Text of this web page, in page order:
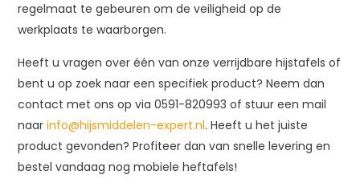
regelmaat te gebeuren om de veiligheid op de
werkplaats te waarborgen.
Heeft u vragen over één van onze verrijdbare hijstafels of
bent u op zoek naar een specifiek product? Neem dan
contact met ons op via 0591-820993 of stuur een mail
naarinfo@hijsmiddelen-expert.nl. Heeft u het juiste
product gevonden? Profiteer dan van snelle levering en
bestel vandaag nog mobiele heftafels!